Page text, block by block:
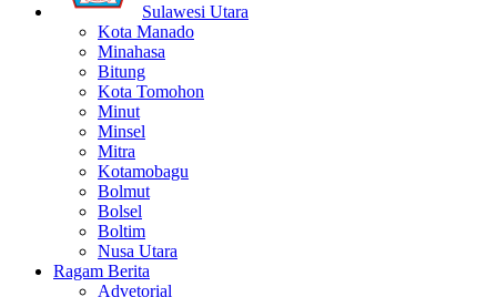
Sulawesi Utara
Kota Manado
Minahasa
Bitung
Kota Tomohon
Minut
Minsel
Mitra
Kotamobagu
Bolmut
Bolsel
Boltim
Nusa Utara
Ragam Berita
Advetorial